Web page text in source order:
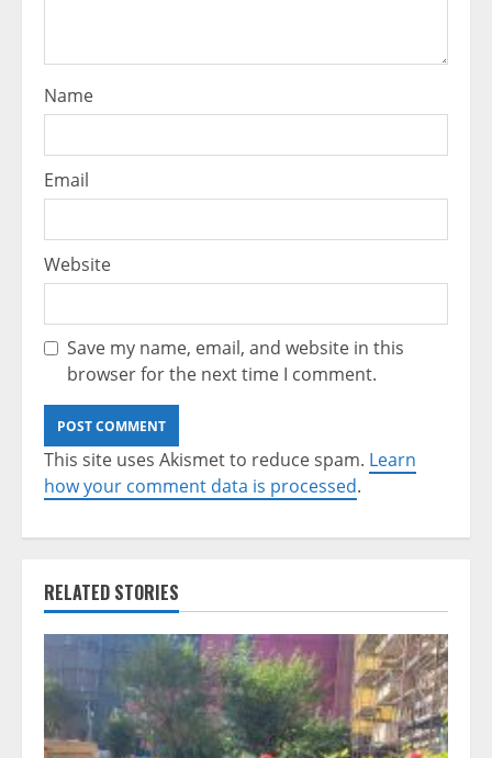
Name
Email
Website
Save my name, email, and website in this
browser for the next time I comment.
This site uses Akismet to reduce spam. Learn
how your comment data is processed.
RELATED STORIES